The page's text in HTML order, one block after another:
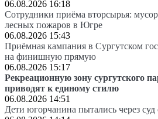
06.08.2026 16:18
Сотрудники приёма вторсырья:
лесных пожаров в Югре
06.08.2026 15:43
Приёмная кампания в Сургутском
на финишную прямую
06.08.2026 15:17
Рекреационную зону сургутского
приводят к единому стилю
06.08.2026 14:51
Дети югорчанина пытались через суд